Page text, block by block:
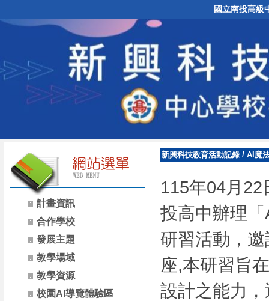
國立南投高級
計畫資訊
合作學校
發展主題
教學場域
教學資源
校園AI導覽體驗區
新興科技教育活動記錄/ AI魔
115年04月
投高中辦理
研習活動，
座,本研習旨
設計之能力